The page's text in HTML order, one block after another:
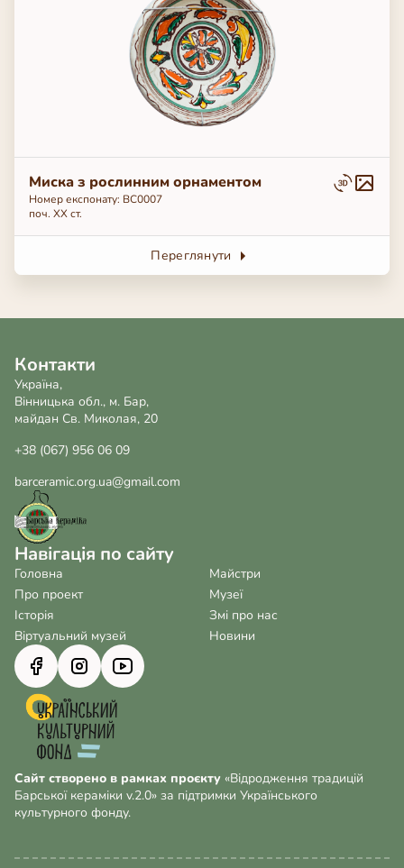
Миска з рослинним орнаментом
Номер експонату: BC0007
поч. ХХ ст.
Переглянути
Контакти
Україна,
Вінницька обл., м. Бар,
майдан Св. Миколая, 20
+38 (067) 956 06 09
barceramic.org.ua@gmail.com
Навігація по сайту
Головна
Про проект
Історія
Віртуальний музей
Майстри
Музеї
Змі про нас
Новини
Сайт створено в рамках проєкту «Відродження традицій
Барської кераміки v.2.0» за підтримки Українського
культурного фонду.